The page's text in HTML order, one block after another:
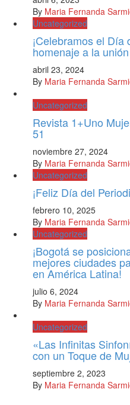
By Maria Fernanda
Uncategorized
¡Celebramos el
homenaje a la
abril 23, 2024
By Maria Fernanda
Uncategorized
Revista 1+Uno
51
noviembre 27, 2024
By Maria Fernanda
Uncategorized
¡Feliz Día del
febrero 10, 2025
By Maria Fernanda
Uncategorized
¡Bogotá se
mejores ciudades
en América Latina!
julio 6, 2024
By Maria Fernanda
Uncategorized
«Las Infinitas
con un Toque de
septiembre 2, 2023
By Maria Fernanda